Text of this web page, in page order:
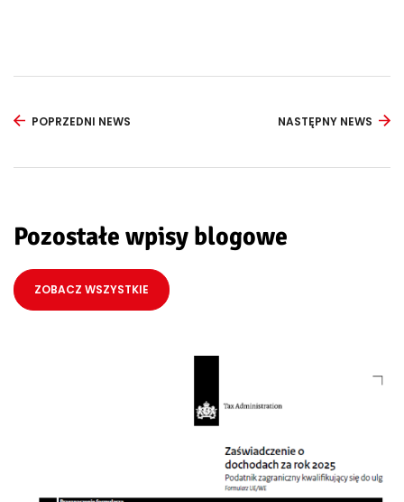
POPRZEDNI NEWS NASTĘPNY NEWS
Pozostałe wpisy blogowe
ZOBACZ WSZYSTKIE